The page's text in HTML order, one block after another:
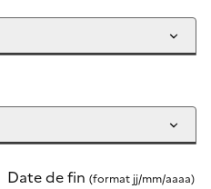
Date de fin (format jj/mm/aaaa)